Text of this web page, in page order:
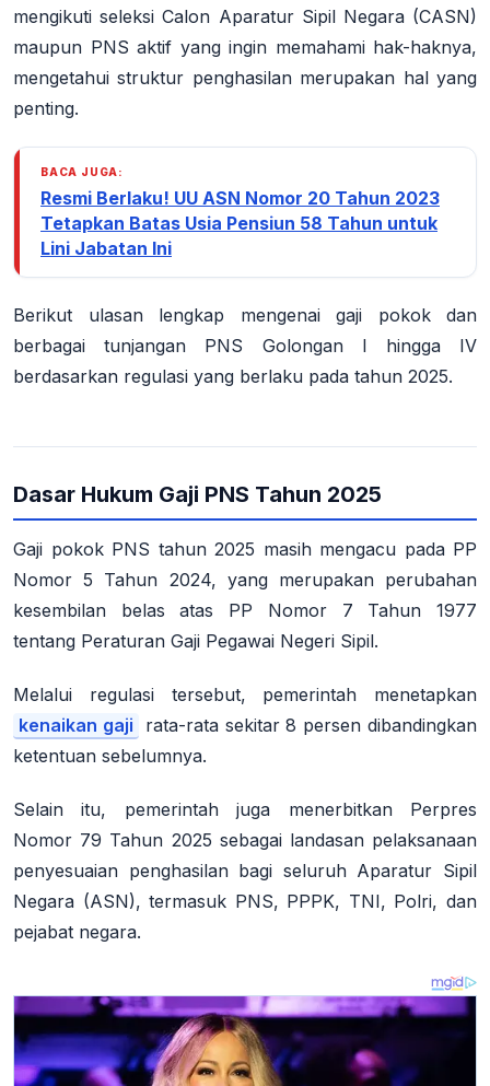
mengikuti seleksi Calon Aparatur Sipil Negara (CASN)
maupun PNS aktif yang ingin memahami hak-haknya,
mengetahui struktur penghasilan merupakan hal yang
penting.
BACA JUGA:
Resmi Berlaku! UU ASN Nomor 20 Tahun 2023
Tetapkan Batas Usia Pensiun 58 Tahun untuk
Lini Jabatan Ini
Berikut ulasan lengkap mengenai gaji pokok dan
berbagai tunjangan PNS Golongan I hingga IV
berdasarkan regulasi yang berlaku pada tahun 2025.
Dasar Hukum Gaji PNS Tahun 2025
Gaji pokok PNS tahun 2025 masih mengacu pada PP
Nomor 5 Tahun 2024, yang merupakan perubahan
kesembilan belas atas PP Nomor 7 Tahun 1977
tentang Peraturan Gaji Pegawai Negeri Sipil.
Melalui regulasi tersebut, pemerintah menetapkan
kenaikan gaji
rata-rata sekitar 8 persen dibandingkan
ketentuan sebelumnya.
Selain itu, pemerintah juga menerbitkan Perpres
Nomor 79 Tahun 2025 sebagai landasan pelaksanaan
penyesuaian penghasilan bagi seluruh Aparatur Sipil
Negara (ASN), termasuk PNS, PPPK, TNI, Polri, dan
pejabat negara.